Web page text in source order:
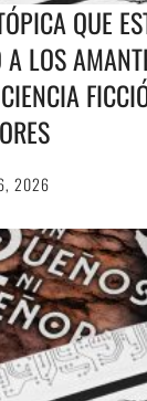
QUE
LOS
2026